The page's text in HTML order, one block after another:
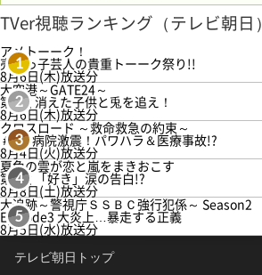
TVer視聴ランキング（テレビ朝日）
1
アメトーーク！
売れっ子芸人の貴重トーーク祭り!!
8月6日(木)放送分
2
大空港～GATE24～
第3話 消えた子供と兎を追え！
8月6日(木)放送分
3
クロスロード ～救命救急の約束～
＃5 病院激震！パワハラ＆医療事故!?
8月4日(火)放送分
4
夏色の雲が恋と嵐をまきおこす
第5話 「好き」涙の告白!?
8月8日(土)放送分
5
大追跡～警視庁ＳＳＢＣ強行犯係～ Season2
Episode3 大炎上…暴走する正義
8月5日(水)放送分
テレビ朝日トップ